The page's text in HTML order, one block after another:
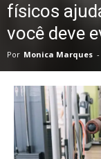
físicos
você deve
Por Monica Marques -